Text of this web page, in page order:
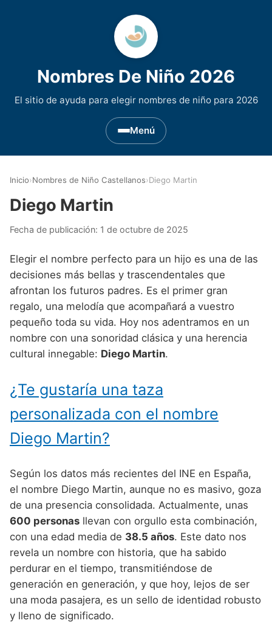
Nombres De Niño 2026
El sitio de ayuda para elegir nombres de niño para 2026
Menú
Nombres de niño que empiezan por D
Nombres de niño que empiezan por E
Nombres de niño que empiezan por F
Nombres de niño que empiezan por G
Nombres de niño que empiezan por H
Nombres de niño que empiezan por I
Nombres de niño que empiezan por J
Nombres de niño que empiezan por K
Nombres de niño que empiezan por M
Nombres de niño que empiezan por N
Nombres de niño que empiezan por O
Nombres de niño que empiezan por P
Nombres de niño que empiezan por Q
Nombres de niño que empiezan por R
Nombres de niño que empiezan por S
Nombres de Niño Asturianos
Nombres de Niño Baleares
Nombres de Niño Canarios
Nombres de Niño Cantabros
Nombres de Niño Castellanos
Nombres de Niño Catalanes
Nombres de Niño Extremeños
Nombres de Niño Gallegos
Nombres de Niño Murcianos
Nombres de Niño Navarros
Nombres de Niño Riojanos
Nombres de Niño Valencianos
Nombres de Niño Vascos
Nombres de Niño Celtas
Nombres de Niño Egipcios
Nombres de Niño Griegos
Nombres de Niño Mitologicos
Nombres de Niño Vikingos
Nombres de Niño Alemanes
Nombres de Niño Americanos
Nombres de Niño Arabes
Nombres de Niño Chinos
Nombres de Niño Hispanoamericanos
Nombres de Niño Ingleses
Nombres de Niño Italianos
Nombres de Niño Judíos
Nombres de Niño Marroquíes
Nombres de Niño Portugueses
Nombres de Niño Rumanos
Nombres de Niño Rusos
Nombres de Niño Suecos
Buscar
Inicio›Nombres de Niño Castellanos›Diego Martin
Diego Martin
Fecha de publicación: 1 de octubre de 2025
Elegir el nombre perfecto para un hijo es una de las
decisiones más bellas y trascendentales que
afrontan los futuros padres. Es el primer gran
regalo, una melodía que acompañará a vuestro
pequeño toda su vida. Hoy nos adentramos en un
nombre con una sonoridad clásica y una herencia
cultural innegable: Diego Martin.
¿Te gustaría una taza
personalizada con el nombre
Diego Martin?
Según los datos más recientes del INE en España,
el nombre Diego Martin, aunque no es masivo, goza
de una presencia consolidada. Actualmente, unas
600 personas llevan con orgullo esta combinación,
con una edad media de 38.5 años. Este dato nos
revela un nombre con historia, que ha sabido
perdurar en el tiempo, transmitiéndose de
generación en generación, y que hoy, lejos de ser
una moda pasajera, es un sello de identidad robusto
y lleno de significado.